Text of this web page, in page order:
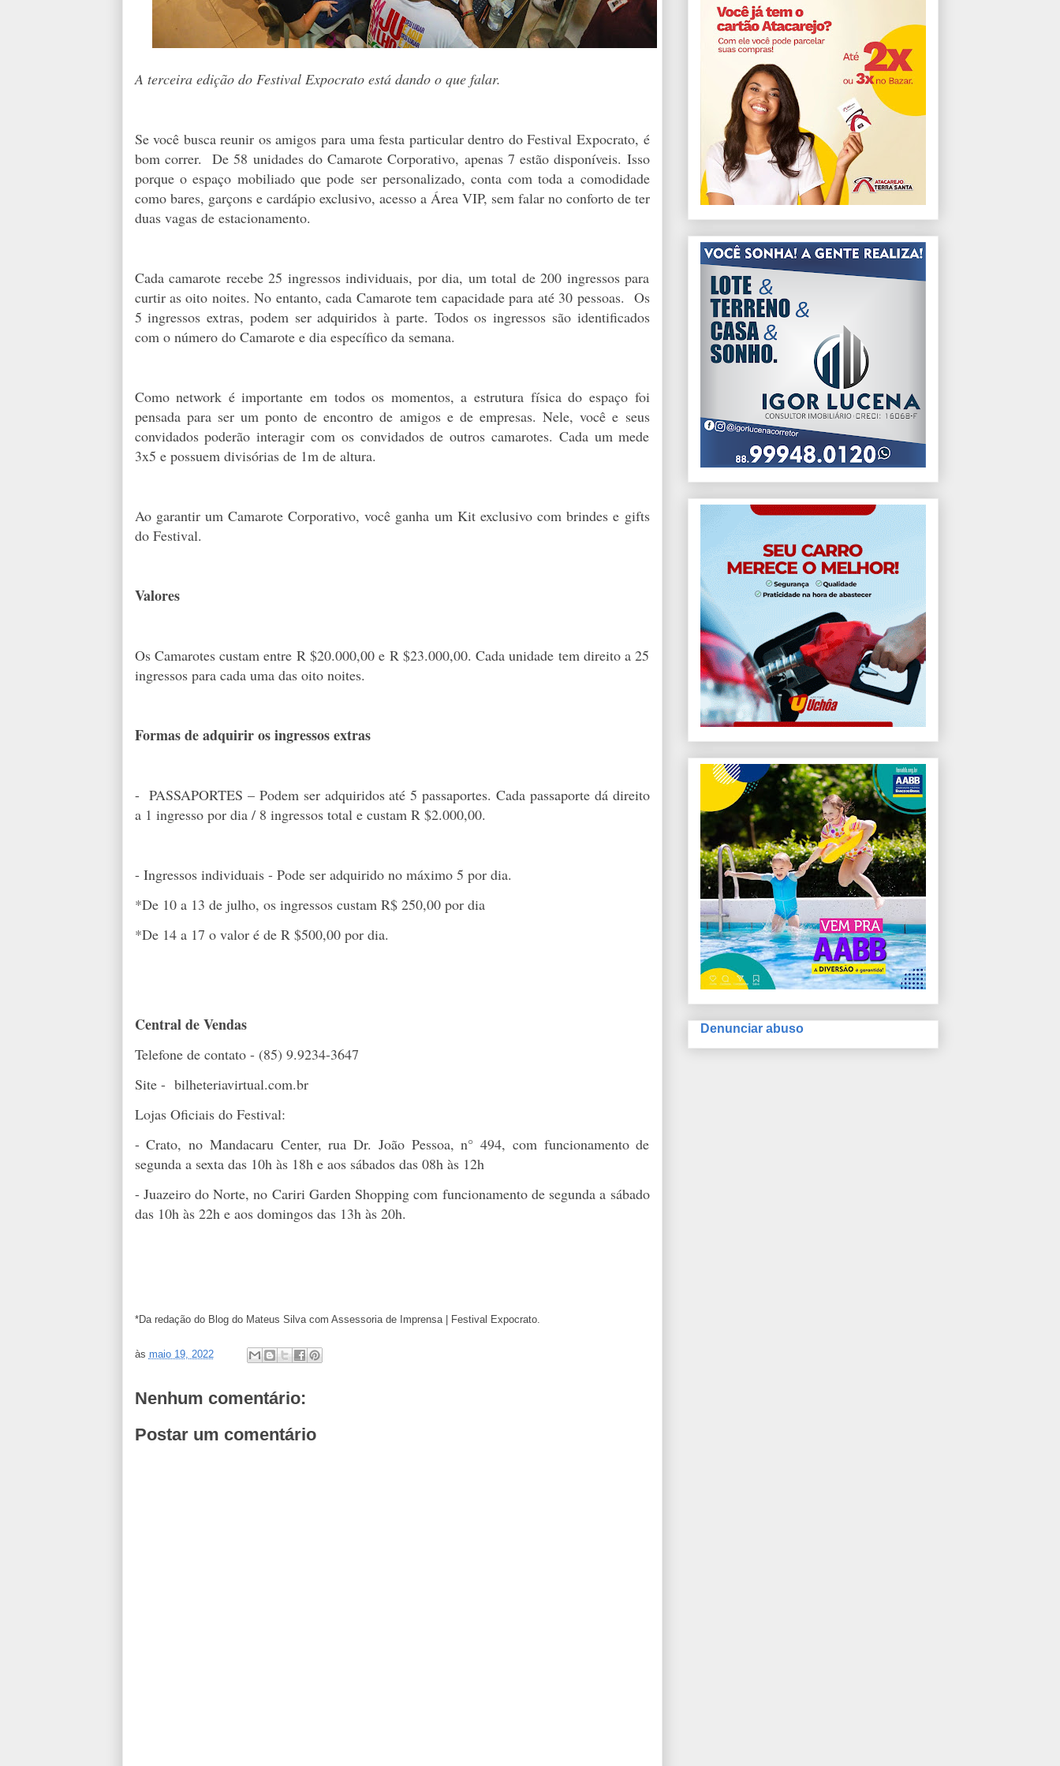
A terceira edição do Festival Expocrato está dando o que falar.
Se você busca reunir os amigos para uma festa particular dentro do Festival Expocrato, é
bom correr. De 58 unidades do Camarote Corporativo, apenas 7 estão disponíveis. Isso
porque o espaço mobiliado que pode ser personalizado, conta com toda a comodidade
como bares, garçons e cardápio exclusivo, acesso a Área VIP, sem falar no conforto de ter
duas vagas de estacionamento.
Cada camarote recebe 25 ingressos individuais, por dia, um total de 200 ingressos para
curtir as oito noites. No entanto, cada Camarote tem capacidade para até 30 pessoas. Os
5 ingressos extras, podem ser adquiridos à parte. Todos os ingressos são identificados
com o número do Camarote e dia específico da semana.
Como network é importante em todos os momentos, a estrutura física do espaço foi
pensada para ser um ponto de encontro de amigos e de empresas. Nele, você e seus
convidados poderão interagir com os convidados de outros camarotes. Cada um mede
3x5 e possuem divisórias de 1m de altura.
Ao garantir um Camarote Corporativo, você ganha um Kit exclusivo com brindes e gifts
do Festival.
Valores
Os Camarotes custam entre R $20.000,00 e R $23.000,00. Cada unidade tem direito a 25
ingressos para cada uma das oito noites.
Formas de adquirir os ingressos extras
- PASSAPORTES – Podem ser adquiridos até 5 passaportes. Cada passaporte dá direito
a 1 ingresso por dia / 8 ingressos total e custam R $2.000,00.
- Ingressos individuais - Pode ser adquirido no máximo 5 por dia.
*De 10 a 13 de julho, os ingressos custam R$ 250,00 por dia
*De 14 a 17 o valor é de R $500,00 por dia.
Central de Vendas
Telefone de contato - (85) 9.9234-3647
Site - bilheteriavirtual.com.br
Lojas Oficiais do Festival:
- Crato, no Mandacaru Center, rua Dr. João Pessoa, n° 494, com funcionamento de
segunda a sexta das 10h às 18h e aos sábados das 08h às 12h
- Juazeiro do Norte, no Cariri Garden Shopping com funcionamento de segunda a sábado
das 10h às 22h e aos domingos das 13h às 20h.
*Da redação do Blog do Mateus Silva com Assessoria de Imprensa | Festival Expocrato.
às maio 19, 2022
Nenhum comentário:
Postar um comentário
Denunciar abuso